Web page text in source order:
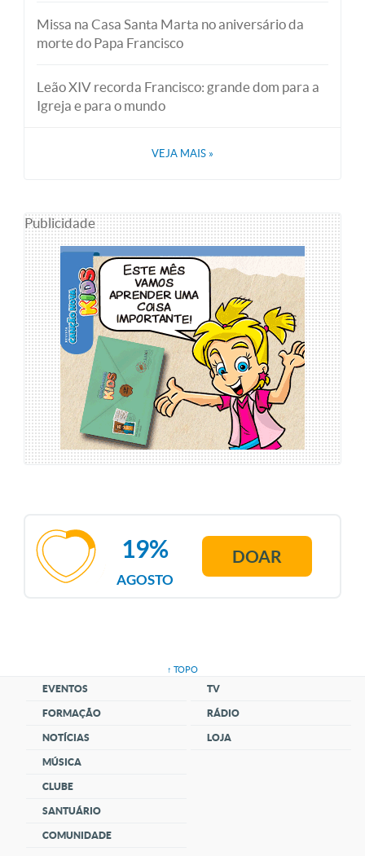
Missa na Casa Santa Marta no aniversário da
morte do Papa Francisco
Leão XIV recorda Francisco: grande dom para a
Igreja e para o mundo
VEJA MAIS »
Publicidade
AGOSTO
19% DOAR
↑ TOPO
EVENTOS
FORMAÇÃO
NOTÍCIAS
MÚSICA
CLUBE
SANTUÁRIO
COMUNIDADE
TV
RÁDIO
LOJA